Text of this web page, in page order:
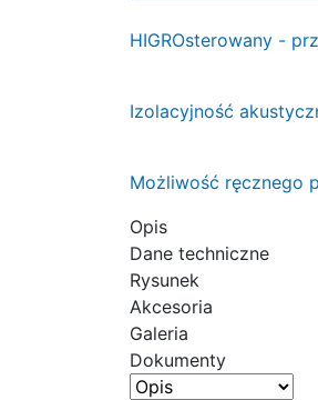
HIGROsterowany -
Izolacyjność
Możliwość ręcznego
Opis
Dane techniczne
Rysunek
Akcesoria
Galeria
Dokumenty